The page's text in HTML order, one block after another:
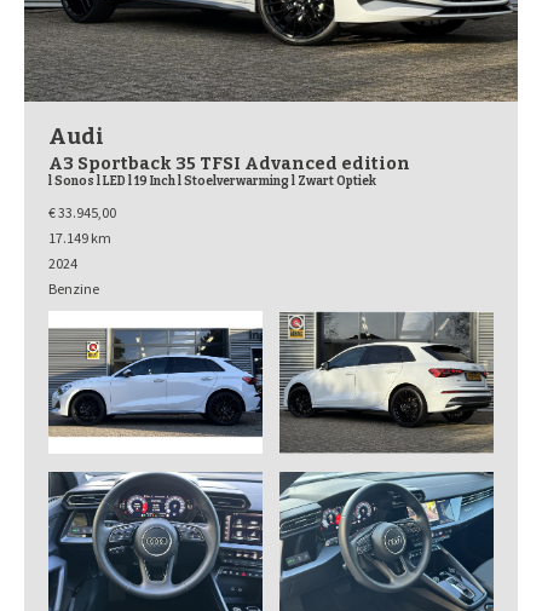
Audi
A3 Sportback 35 TFSI Advanced edition
l Sonos l LED l 19 Inch l Stoelverwarming l Zwart Optiek
€ 33.945,00
17.149 km
2024
Benzine